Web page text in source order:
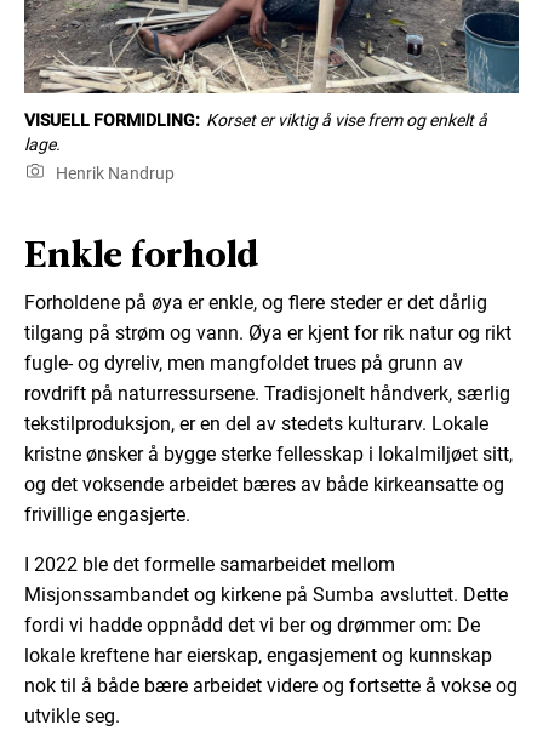
VISUELL FORMIDLING: Korset er viktig å vise frem og enkelt å
lage.
Henrik Nandrup
Enkle forhold
Forholdene på øya er enkle, og flere steder er det dårlig
tilgang på strøm og vann. Øya er kjent for rik natur og rikt
fugle- og dyreliv, men mangfoldet trues på grunn av
rovdrift på naturressursene. Tradisjonelt håndverk, særlig
tekstilproduksjon, er en del av stedets kulturarv. Lokale
kristne ønsker å bygge sterke fellesskap i lokalmiljøet sitt,
og det voksende arbeidet bæres av både kirkeansatte og
frivillige engasjerte.
I 2022 ble det formelle samarbeidet mellom
Misjonssambandet og kirkene på Sumba avsluttet. Dette
fordi vi hadde oppnådd det vi ber og drømmer om: De
lokale kreftene har eierskap, engasjement og kunnskap
nok til å både bære arbeidet videre og fortsette å vokse og
utvikle seg.